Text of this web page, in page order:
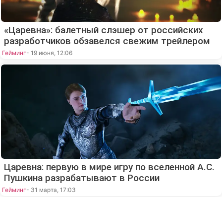
«Царевна»: балетный слэшер от российских
разработчиков обзавелся свежим трейлером
Гейминг- 19 июня, 12:06
Царевна: первую в мире игру по вселенной А.С.
Пушкина разрабатывают в России
Гейминг- 31 марта, 17:03